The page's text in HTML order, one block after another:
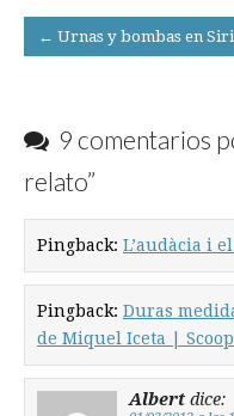
Post
navigation
← Urnas y bombas en
9 comentarios
relato”
Pingback: L’audàcia i
Pingback: Duras
de Miquel Iceta |
Albert dice: